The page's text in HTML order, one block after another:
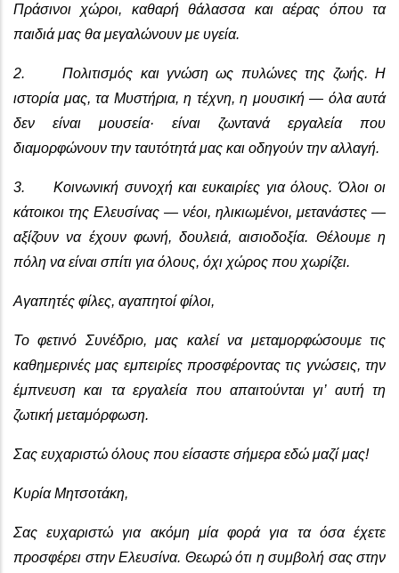
Πράσινοι χώροι, καθαρή θάλασσα και αέρας όπου τα
παιδιά μας θα μεγαλώνουν με υγεία.
2. Πολιτισμός και γνώση ως πυλώνες της ζωής. Η
ιστορία μας, τα Μυστήρια, η τέχνη, η μουσική — όλα αυτά
δεν είναι μουσεία· είναι ζωντανά εργαλεία που
διαμορφώνουν την ταυτότητά μας και οδηγούν την αλλαγή.
3. Κοινωνική συνοχή και ευκαιρίες για όλους. Όλοι οι
κάτοικοι της Ελευσίνας — νέοι, ηλικιωμένοι, μετανάστες —
αξίζουν να έχουν φωνή, δουλειά, αισιοδοξία. Θέλουμε η
πόλη να είναι σπίτι για όλους, όχι χώρος που χωρίζει.
Αγαπητές φίλες, αγαπητοί φίλοι,
Το φετινό Συνέδριο, μας καλεί να μεταμορφώσουμε τις
καθημερινές μας εμπειρίες προσφέροντας τις γνώσεις, την
έμπνευση και τα εργαλεία που απαιτούνται γι’ αυτή τη
ζωτική μεταμόρφωση.
Σας ευχαριστώ όλους που είσαστε σήμερα εδώ μαζί μας!
Κυρία Μητσοτάκη,
Σας ευχαριστώ για ακόμη μία φορά για τα όσα έχετε
προσφέρει στην Ελευσίνα. Θεωρώ ότι η συμβολή σας στην